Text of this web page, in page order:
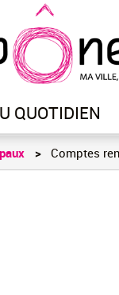
Aller
au
contenu
principal
QUOTIDIEN
Comptes